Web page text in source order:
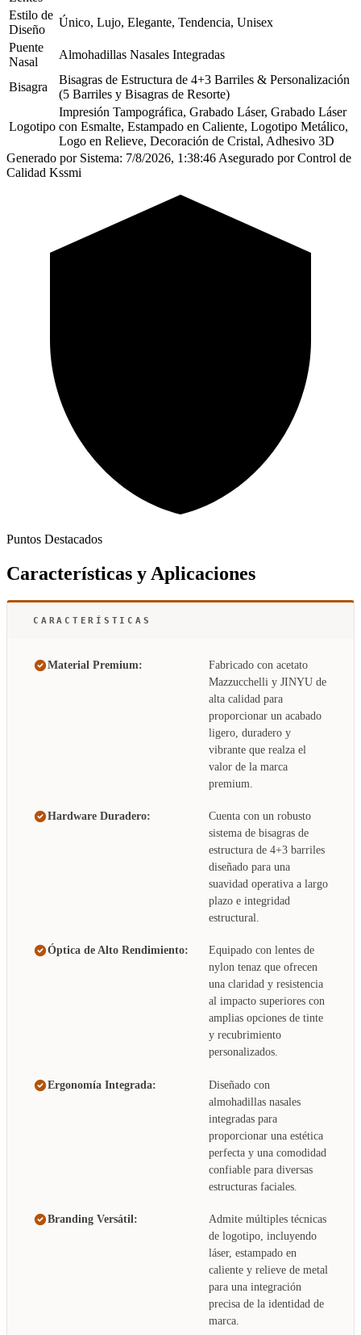
Estilo de
Diseño
Único, Lujo, Elegante, Tendencia, Unisex
Puente
Nasal
Almohadillas Nasales Integradas
Bisagra
Bisagras de Estructura de 4+3 Barriles & Personalización
(5 Barriles y Bisagras de Resorte)
Logotipo
Impresión Tampográfica, Grabado Láser, Grabado Láser
con Esmalte, Estampado en Caliente, Logotipo Metálico,
Logo en Relieve, Decoración de Cristal, Adhesivo 3D
Generado por Sistema: 7/8/2026, 1:38:46 Asegurado por Control de
Calidad Kssmi
Puntos Destacados
Características y Aplicaciones
CARACTERÍSTICAS
Material Premium:
Fabricado con acetato
Mazzucchelli y JINYU de
alta calidad para
proporcionar un acabado
ligero, duradero y
vibrante que realza el
valor de la marca
premium.
Hardware Duradero:
Cuenta con un robusto
sistema de bisagras de
estructura de 4+3 barriles
diseñado para una
suavidad operativa a largo
plazo e integridad
estructural.
Óptica de Alto Rendimiento:
Equipado con lentes de
nylon tenaz que ofrecen
una claridad y resistencia
al impacto superiores con
amplias opciones de tinte
y recubrimiento
personalizados.
Ergonomía Integrada:
Diseñado con
almohadillas nasales
integradas para
proporcionar una estética
perfecta y una comodidad
confiable para diversas
estructuras faciales.
Branding Versátil:
Admite múltiples técnicas
de logotipo, incluyendo
láser, estampado en
caliente y relieve de metal
para una integración
precisa de la identidad de
marca.